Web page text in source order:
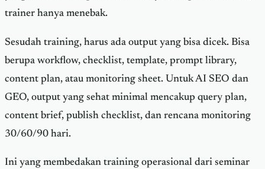
trainer hanya menebak.
Sesudah training, harus ada output yang bisa dicek. Bisa
berupa workflow, checklist, template, prompt library,
content plan, atau monitoring sheet. Untuk AI SEO dan
GEO, output yang sehat minimal mencakup query plan,
content brief, publish checklist, dan rencana monitoring
30/60/90 hari.
Ini yang membedakan training operasional dari seminar